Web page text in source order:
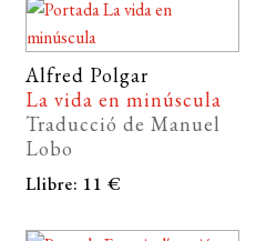
Alfred Polgar
La vida en minúscula
Traducció de Manuel
Lobo
Llibre: 11 €